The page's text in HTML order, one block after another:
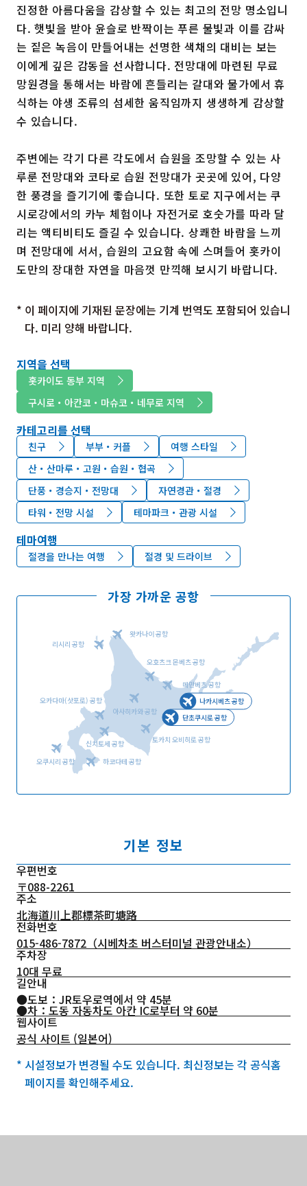
진정한 아름다움을 감상할 수 있는 최고의 전망 명소입니
다. 햇빛을 받아 윤슬로 반짝이는 푸른 물빛과 이를 감싸
는 짙은 녹음이 만들어내는 선명한 색채의 대비는 보는
이에게 깊은 감동을 선사합니다. 전망대에 마련된 무료
망원경을 통해서는 바람에 흔들리는 갈대와 물가에서 휴
식하는 야생 조류의 섬세한 움직임까지 생생하게 감상할
수 있습니다.
주변에는 각기 다른 각도에서 습원을 조망할 수 있는 사
루룬 전망대와 코타로 습원 전망대가 곳곳에 있어, 다양
한 풍경을 즐기기에 좋습니다. 또한 토로 지구에서는 쿠
시로강에서의 카누 체험이나 자전거로 호숫가를 따라 달
리는 액티비티도 즐길 수 있습니다. 상쾌한 바람을 느끼
며 전망대에 서서, 습원의 고요함 속에 스며들어 홋카이
도만의 장대한 자연을 마음껏 만끽해 보시기 바랍니다.
* 이 페이지에 기재된 문장에는 기계 번역도 포함되어 있습니
다. 미리 양해 바랍니다.
지역을 선택
홋카이도 동부 지역
구시로・아칸코・마슈코・네무로 지역
카테고리를 선택
친구 부부・커플
여행 스타일
산・산마루・고원・습원・협곡
단풍・경승지・전망대
자연경관・절경
타워・전망 시설
테마파크・관광 시설
테마여행
절경을 만나는 여행 절경 및 드라이브
가장 가까운 공항
신치토세 공항
오카다마(삿포로) 공항
하코다테 공항
오쿠시리 공항
아사히카와 공항
왓카나이 공항
리시리 공항
오호츠크 몬베츠 공항
메만베츠 공항
나카시베츠 공항
단초쿠시로 공항
토카치 오비히로 공항
기본 정보
우편번호
〒088-2261
주소
北海道川上郡標茶町塘路
전화번호
015-486-7872 （시베차초 버스터미널 관광안내소）
주차장
10대 무료
길안내
●도보：JR토우로역에서 약 45분
●차：도동 자동차도 아칸 IC로부터 약 60분
웹사이트
공식 사이트 (일본어)
* 시설정보가 변경될 수도 있습니다. 최신정보는 각 공식홈
페이지를 확인해주세요.